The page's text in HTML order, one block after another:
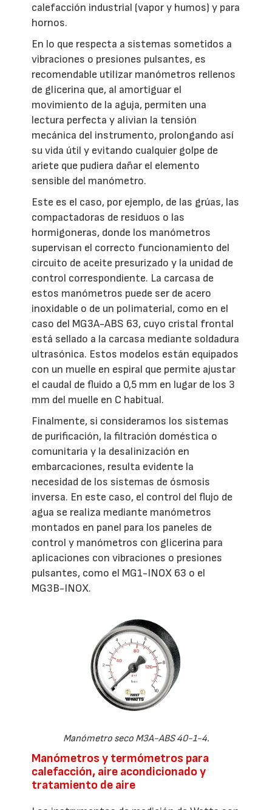
calefacción industrial (vapor y humos) y para
hornos.
En lo que respecta a sistemas sometidos a
vibraciones o presiones pulsantes, es
recomendable utilizar manómetros rellenos
de glicerina que, al amortiguar el
movimiento de la aguja, permiten una
lectura perfecta y alivian la tensión
mecánica del instrumento, prolongando así
su vida útil y evitando cualquier golpe de
ariete que pudiera dañar el elemento
sensible del manómetro.
Este es el caso, por ejemplo, de las grúas, las
compactadoras de residuos o las
hormigoneras, donde los manómetros
supervisan el correcto funcionamiento del
circuito de aceite presurizado y la unidad de
control correspondiente. La carcasa de
estos manómetros puede ser de acero
inoxidable o de un polimaterial, como en el
caso del MG3A-ABS 63, cuyo cristal frontal
está sellado a la carcasa mediante soldadura
ultrasónica. Estos modelos están equipados
con un muelle en espiral que permite ajustar
el caudal de fluido a 0,5 mm en lugar de los 3
mm del muelle en C habitual.
Finalmente, si consideramos los sistemas
de purificación, la filtración doméstica o
comunitaria y la desalinización en
embarcaciones, resulta evidente la
necesidad de los sistemas de ósmosis
inversa. En este caso, el control del flujo de
agua se realiza mediante manómetros
montados en panel para los paneles de
control y manómetros con glicerina para
aplicaciones con vibraciones o presiones
pulsantes, como el MG1-INOX 63 o el
MG3B-INOX.
Manómetro seco M3A-ABS 40-1-4.
Manómetros y termómetros para
calefacción, aire acondicionado y
tratamiento de aire